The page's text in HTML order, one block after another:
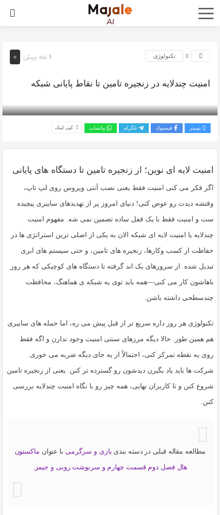
9 ماه پیش 0 تکنولوژی
امنیت چندلایه در زنجیره تامین تا نقاط پایانی شبکه
توییتر فیسبوک تلگرام واتساپ کپی لینک
امنیت لایه ای نوین؛ از زنجیره تامین تا دستگاه های پایانی
اگر فکر می کنی امنیت فقط یعنی نصب آنتی ویروس روی لپ تاپ،
وقتشه دیدت رو عوض کنی! دنیای امروز پر از تهدیدهای سایبری پیچیده
ست و امنیت فقط با یک قفل ساده تضمین نمی شه. مفهوم امنیت
چندلایه یا امنیت لایه ای شبکه الان به یکی از اصلی ترین استراتژی ها در
حفاظت از کسب وکارها، زنجیره های تامین، و حتی سیستم های ابری
تبدیل شده. از سرورهای بک اند گرفته تا دستگاه های کوچیکی که هر روز
باهاشون کار می کنی—همه باید توی یه شبکه ی هماهنگ، محافظت
چندسطحی داشته باشن.
تکنولوژی هر روز داره سریع تر از قبل پیش می ره، اما حمله های سایبری
هم همین طور. حالا دیگه مرزهای سنتی امنیت وجود ندارن و اگه فقط
روی یه نقطه تمرکز کنی، احتمالاً از یه جای دیگه ضربه می خوری.
شرکت ها باید یاد بگیرن دیدشون رو گسترده تر کنن. یعنی از زنجیره تامین
شروع کنن و تا کاربران نهایی، همه چیز رو با نگاه امنیت چندلایه بررسی
کنن.
مطالعه مقاله قبلی در دسته بندی بازی و سرگرمی با عنوان ماکستون
هال فصل دوم قسمت چهارم و سرنوشت روبی و جیمز